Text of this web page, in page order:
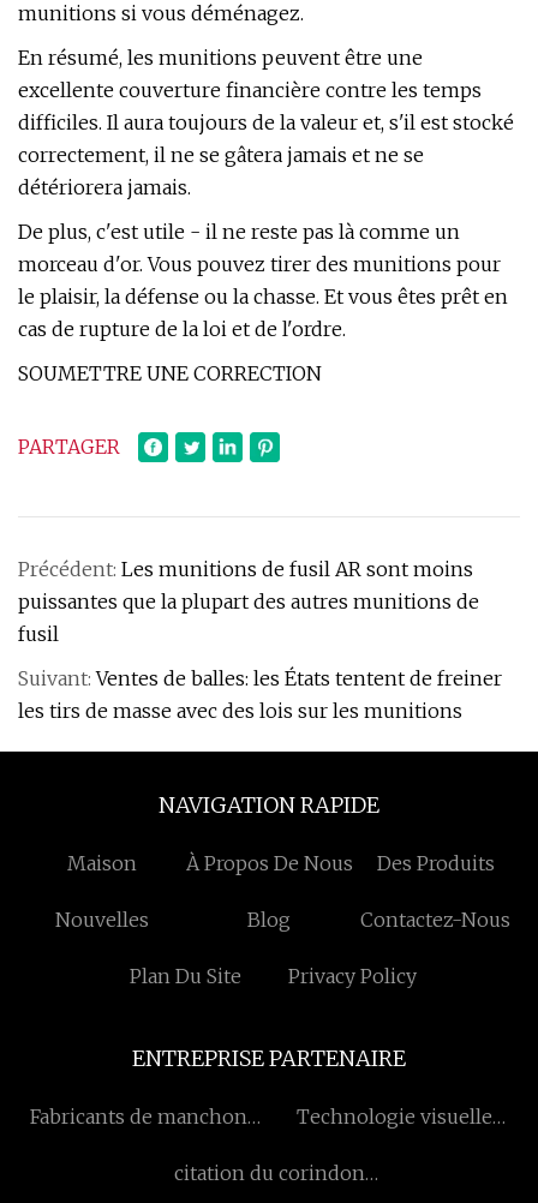
munitions si vous déménagez.
En résumé, les munitions peuvent être une
excellente couverture financière contre les temps
difficiles. Il aura toujours de la valeur et, s'il est stocké
correctement, il ne se gâtera jamais et ne se
détériorera jamais.
De plus, c'est utile - il ne reste pas là comme un
morceau d'or. Vous pouvez tirer des munitions pour
le plaisir, la défense ou la chasse. Et vous êtes prêt en
cas de rupture de la loi et de l'ordre.
SOUMETTRE UNE CORRECTION
PARTAGER
Précédent: Les munitions de fusil AR sont moins
puissantes que la plupart des autres munitions de
fusil
Suivant:Ventes de balles: les États tentent de freiner
les tirs de masse avec des lois sur les munitions
NAVIGATION RAPIDE
Maison À Propos De Nous Des Produits
Nouvelles Blog Contactez-Nous
Plan Du Site Privacy Policy
ENTREPRISE PARTENAIRE
Fabricants de manchons
Technologie visuelle
citation du corindon